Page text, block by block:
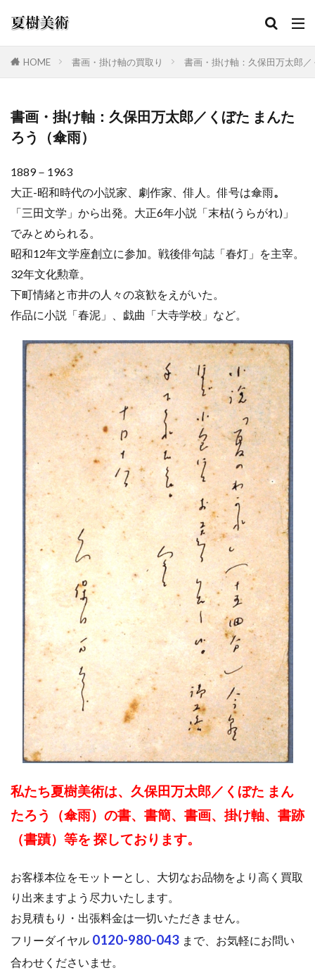
HOME 書画・掛け軸の買取り 書画・掛け軸：久保田万太郎
書画・掛け軸：久保田万太郎／くぼた まんた
ろう（傘雨）
1889－1963
大正-昭和時代の小説家、劇作家、俳人。俳号は傘雨。
「三田文学」から出発。大正6年小説「末枯(うらがれ)」
でみとめられる。
昭和12年文学座創立に参加。戦後俳句誌「春灯」を主宰。
32年文化勲章。
下町情緒と市井の人々の哀歓をえがいた。
作品に小説「春泥」、戯曲「大寺学校」など。
私たち夏樹美術は、久保田万太郎／くぼた まん
たろう（傘雨）の書、書簡、書画、掛け軸、書跡
（書蹟）等を 探しております。
お客様本位をモットーとし、大切なお品物をより高く買取
り出来ますよう尽力いたします。
お見積もり・出張料金は一切いただきません。
フリーダイヤル 0120-980-043 まで、お気軽にお問い
合わせくださいませ。
カテゴリー